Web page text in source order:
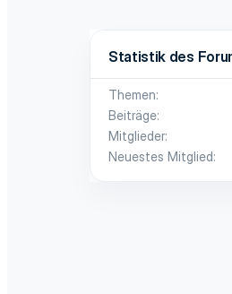
Statistik des
Themen
Beiträge
Mitglieder
Neuestes Mitglied